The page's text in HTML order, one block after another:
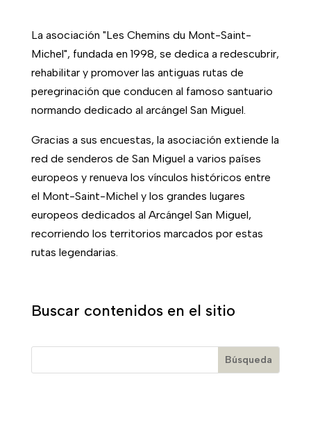
La asociación "Les Chemins du Mont-Saint-
Michel", fundada en 1998, se dedica a redescubrir,
rehabilitar y promover las antiguas rutas de
peregrinación que conducen al famoso santuario
normando dedicado al arcángel San Miguel.
Gracias a sus encuestas, la asociación extiende la
red de senderos de San Miguel a varios países
europeos y renueva los vínculos históricos entre
el Mont-Saint-Michel y los grandes lugares
europeos dedicados al Arcángel San Miguel,
recorriendo los territorios marcados por estas
rutas legendarias.
Buscar contenidos en el sitio